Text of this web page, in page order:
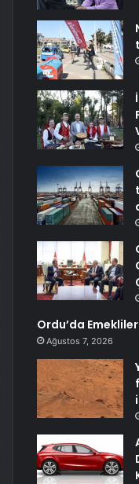
Ordu’da
Ağustos 7, 2026